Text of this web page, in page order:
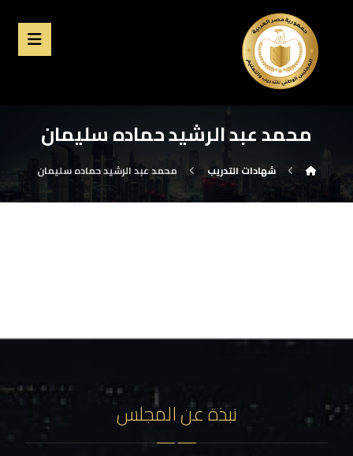
محمد عبد الرشيد حماده سليمان
شهادات التدريب محمد عبد الرشيد حماده سليمان
نبذة عن المجلس